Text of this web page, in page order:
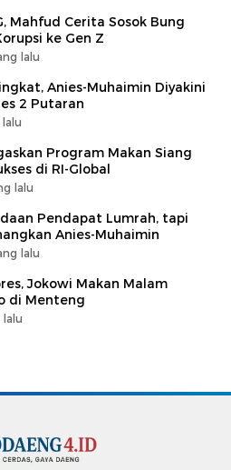
Mahfud Cerita Sosok Bung
ke Gen Z
lalu
Anies-Muhaimin Diyakini
2 Putaran
Program Makan Siang
di RI-Global
lalu
Pendapat Lumrah, tapi
Anies-Muhaimin
lalu
Jokowi Makan Malam
di Menteng
lalu